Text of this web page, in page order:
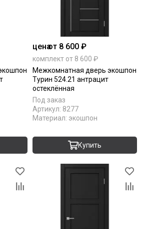
ценаот 8 600 ₽
комплект от 8 600 ₽
Межкомнатная дверь экошпон
Турин 524.21 антрацит
остеклённая
Под заказ
Артикул: 8277
Материал: экошпон
Купить